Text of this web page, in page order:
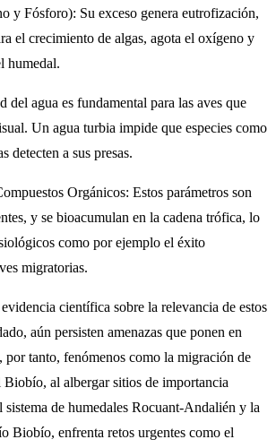
y Fósforo): Su exceso genera eutrofización,
el crecimiento de algas, agota el oxígeno y
humedal.
del agua es fundamental para las aves que
Un agua turbia impide que especies como
detecten a sus presas.
Orgánicos: Estos parámetros son
y se bioacumulan en la cadena trófica, lo
como por ejemplo el éxito
migratorias.
científica sobre la relevancia de estos
aún persisten amenazas que ponen en
por tanto, fenómenos como la migración de
al albergar sitios de importancia
de humedales Rocuant-Andalién y la
Biobío, enfrenta retos urgentes como el